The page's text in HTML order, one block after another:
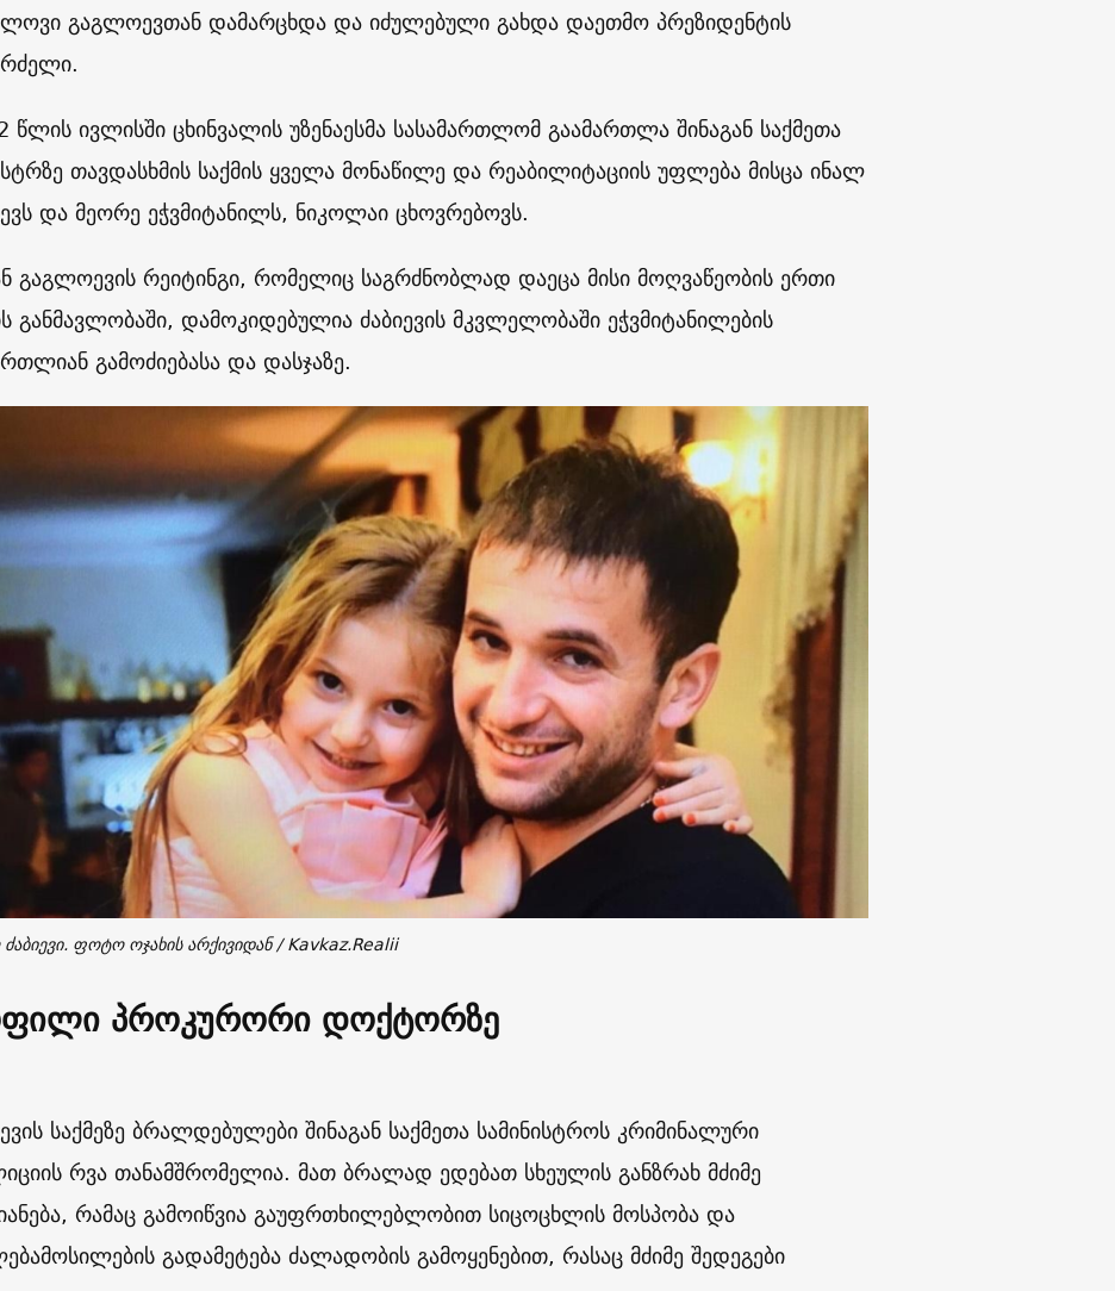
გაგლოევთან დამარცხდა და იძულებული გახდა დაეთმო პრეზიდენტის
წლის ივლისში ცხინვალის უზენაესმა სასამართლომ გაამართლა შინაგან საქმეთა
თავდასხმის საქმის ყველა მონაწილე და რეაბილიტაციის უფლება მისცა ინალ
და მეორე ეჭვმიტანილს, ნიკოლაი ცხოვრებოვს.
გაგლოევის რეიტინგი, რომელიც საგრძნობლად დაეცა მისი მოღვაწეობის ერთი
განმავლობაში, დამოკიდებულია ძაბიევის მკვლელობაში ეჭვმიტანილების
გამოძიებასა და დასჯაზე.
ფოტო ოჯახის არქივიდან / Kavkaz.Realii
პროკურორი დოქტორზე
საქმეზე ბრალდებულები შინაგან საქმეთა სამინისტროს კრიმინალური
რვა თანამშრომელია. მათ ბრალად ედებათ სხეულის განზრახ მძიმე
რამაც გამოიწვია გაუფრთხილებლობით სიცოცხლის მოსპობა და
გადამეტება ძალადობის გამოყენებით, რასაც მძიმე შედეგები